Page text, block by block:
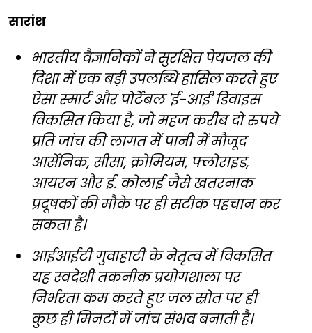
सारांश
भारतीय वैज्ञानिकों ने सुरक्षित पेयजल की
दिशा में एक बड़ी उपलब्धि हासिल करते हुए
ऐसा स्मार्ट और पोर्टेबल 'ई-आई' डिवाइस
विकसित किया है, जो महज करीब दो रुपये
प्रति जांच की लागत में पानी में मौजूद
आर्सेनिक, सीसा, क्रोमियम, फ्लोराइड,
आयरन और ई. कोलाई जैसे खतरनाक
प्रदूषकों की मौके पर ही सटीक पहचान कर
सकता है।
आईआईटी गुवाहाटी के नेतृत्व में विकसित
यह स्वदेशी तकनीक प्रयोगशाला पर
निर्भरता कम करते हुए जल स्रोत पर ही
कुछ ही मिनटों में जांच संभव बनाती है।